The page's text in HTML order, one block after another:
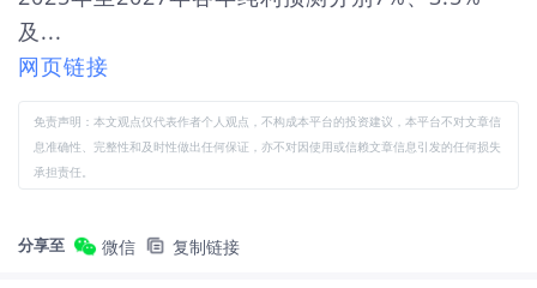
及...
网页链接
免责声明：本文观点仅代表作者个人观点，不构成本平台的投资建议，本平台不对文章信
息准确性、完整性和及时性做出任何保证，亦不对因使用或信赖文章信息引发的任何损失
承担责任。
分享至 微信 复制链接